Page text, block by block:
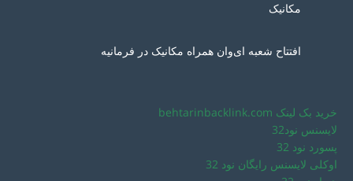
مکانیک
افتتاح شعبه ای‌وان همراه مکانیک در فرمانیه
خرید بک لینک behtarinbacklink.com
لایسنس نود32
پسورد نود 32
اوکلی لایسنس رایگان نود 32